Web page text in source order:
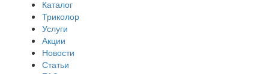
Каталог
Триколор
Услуги
Акции
Новости
Статьи